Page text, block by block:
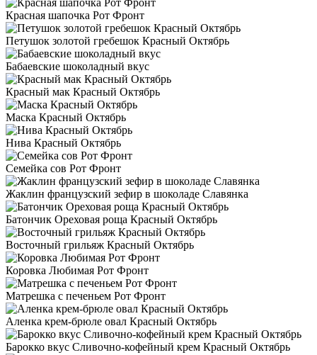
Красная шапочка Рот Фронт
Петушок золотой гребешок Красный Октябрь
Бабаевские шоколадный вкус
Красный мак Красный Октябрь
Маска Красный Октябрь
Нива Красный Октябрь
Семейка сов Рот Фронт
Жаклин французский зефир в шоколаде Славянка
Батончик Ореховая роща Красный Октябрь
Восточный грильяж Красный Октябрь
Коровка Любимая Рот Фронт
Матрешка с печеньем Рот Фронт
Аленка крем-брюле овал Красный Октябрь
Барокко вкус Сливочно-кофейный крем Красный Октябрь